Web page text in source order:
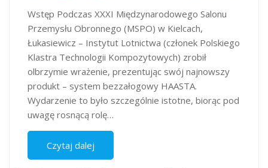
Wstęp Podczas XXXI Międzynarodowego Salonu
Przemysłu Obronnego (MSPO) w Kielcach,
Łukasiewicz – Instytut Lotnictwa (członek Polskiego
Klastra Technologii Kompozytowych) zrobił
olbrzymie wrażenie, prezentując swój najnowszy
produkt – system bezzałogowy HAASTA.
Wydarzenie to było szczególnie istotne, biorąc pod
uwagę rosnącą rolę…
Czytaj dalej